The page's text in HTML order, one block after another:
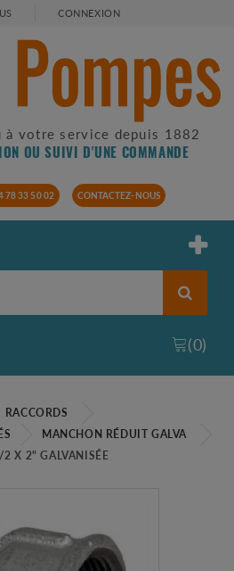
CONNEXION
à votre service depuis 1882
OU SUIVI D'UNE COMMANDE
78 33 50 02 CONTACTEZ-NOUS
(0)
RACCORDS
MANCHON RÉDUIT GALVA
X 2" GALVANISÉE